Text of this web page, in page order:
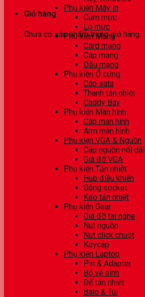
Giỏ hàng
Chưa có sản phẩm trong giỏ hàng.
Phụ kiện Máy in
Cụm mực
Lọ mực
Phụ kiện Mạng
Card mạng
Cáp mạng
Đầu mạng
Phụ kiện Ổ cứng
Cáp sata
Thanh tản nhiệt
Caddy Bay
Phụ kiện Màn hình
Cáp màn hình
Arm màn hình
Phụ kiện VGA & Nguồn
Cáp nguồn nối dài
Giá đỡ VGA
Phụ kiện Tản nhiệt
Hub điều khiển
Gông socket
Keo tản nhiệt
Phụ kiện Gear
Giá đỡ tai nghe
Nút nguồn
Nút click chuột
Keycap
Phụ kiện Laptop
Pin & Adapter
Bộ vệ sinh
Đế tản nhiệt
Balo & Túi